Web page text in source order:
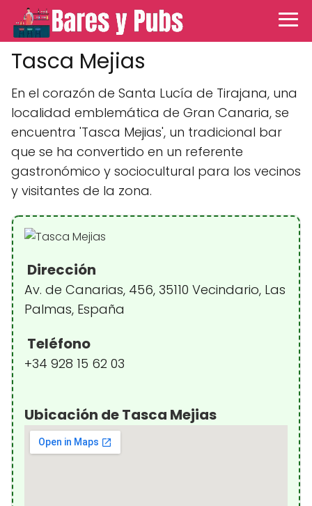
Tasca Mejias
En el corazón de Santa Lucía de Tirajana, una
localidad emblemática de Gran Canaria, se
encuentra 'Tasca Mejias', un tradicional bar
que se ha convertido en un referente
gastronómico y sociocultural para los vecinos
y visitantes de la zona.
Dirección
Av. de Canarias, 456, 35110 Vecindario, Las
Palmas, España
Teléfono
+34 928 15 62 03
Ubicación de Tasca Mejias